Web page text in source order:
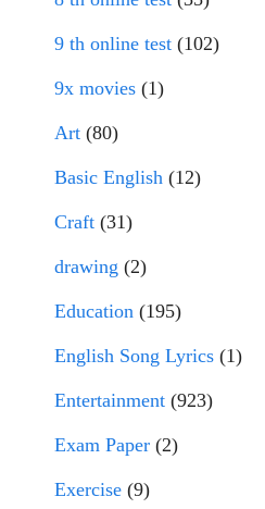
9 th online test (102)
9x movies (1)
Art (80)
Basic English (12)
Craft (31)
drawing (2)
Education (195)
English Song Lyrics (1)
Entertainment (923)
Exam Paper (2)
Exercise (9)